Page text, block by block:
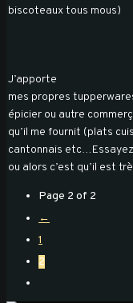
biscoteaux tous mous)
J’apporte
mes propres
épicier ou autre
qu’il me fournit (plats
cantonnais
ou alors c’est qu’il est
Page 2 of 2
←
1
2